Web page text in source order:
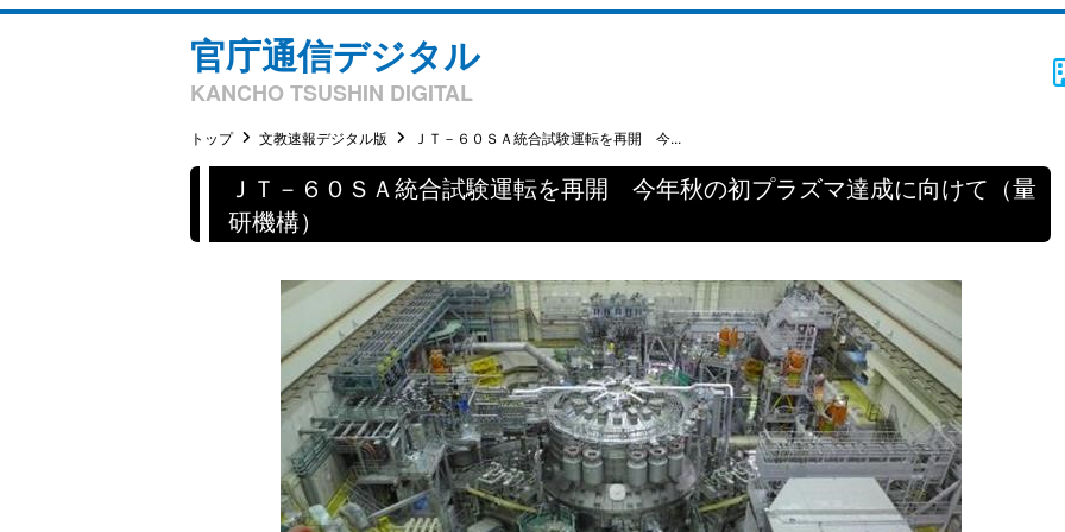
官庁通信デジタル
KANCHO TSUSHIN DIGITAL
トップ 文教速報デジタル版 ＪＴ－６０ＳＡ統合試験運転を再開 今...
ＪＴ－６０ＳＡ統合試験運転を再開 今年秋の初プラズマ達成に向けて（量
研機構）